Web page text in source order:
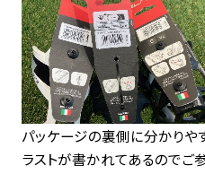
パッケージの裏側に分かりや
ラストが書かれてあるのでご